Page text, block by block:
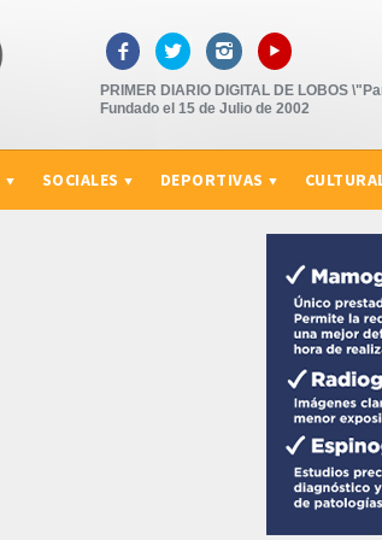
   ▸
PRIMER DIARIO DIGITAL DE LOBOS
Fundado el 15 de Julio de 2002
SOCIALES DEPORTIVAS